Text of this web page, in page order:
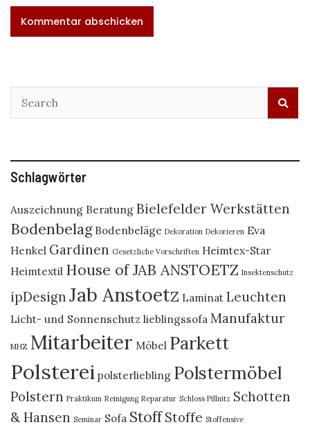
Schlagwörter
Auszeichnung Beratung Bielefelder Werkstätten
Bodenbelag Bodenbeläge Dekoration Dekorieren Eva
Henkel Gardinen Gesetzliche Vorschriften Heimtex-Star
Heimtextil House of JAB ANSTOETZ Insektenschutz
ipDesign Jab Anstoetz Laminat Leuchten
Licht- und Sonnenschutz lieblingssofa Manufaktur
MHZ Mitarbeiter Möbel Parkett
Polsterei polsterliebling Polstermöbel
Polstern Praktikum Reinigung Reparatur Schloss Pillnitz Schotten
& Hansen Seminar Sofa Stoff Stoffe Stoffensive